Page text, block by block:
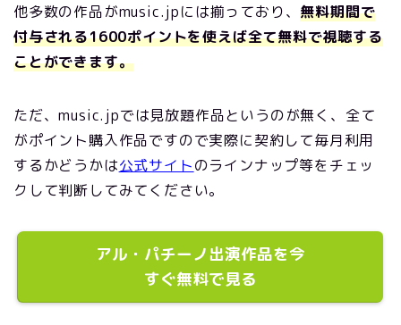
他多数の作品がmusic.jpには揃っており、無料期間で
付与される1600ポイントを使えば全て無料で視聴する
ことができます。
ただ、music.jpでは見放題作品というのが無く、全て
がポイント購入作品ですので実際に契約して毎月利用
するかどうかは公式サイトのラインナップ等をチェッ
クして判断してみてください。
アル・パチーノ出演作品を今
すぐ無料で見る